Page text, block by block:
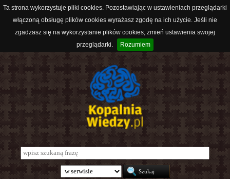
Ta strona wykorzystuje pliki cookies. Pozostawiając w ustawieniach przeglądarki
włączoną obsługę plików cookies wyrażasz zgodę na ich użycie. Jeśli nie
zgadzasz się na wykorzystanie plików cookies, zmień ustawienia swojej
przeglądarki.
Rozumiem